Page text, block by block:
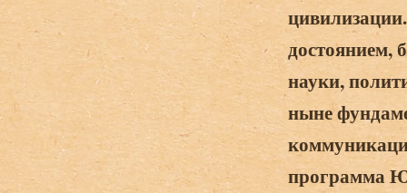
достоянием,
науки,
ныне
программа